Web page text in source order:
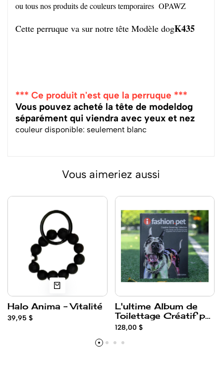
ou tous nos produits de couleurs temporaires OPAWZ
Cette perruque va sur notre tête Modèle dogK435
*** Ce produit n'est que la perruque ***
Vous pouvez acheté la tête de modeldog
séparément qui viendra avec yeux et nez
couleur disponible: seulement blanc
Vous aimeriez aussi
Halo Anima - Vitalité
39,95 $
L'ultime Album de
Toilettage Créatif par
Opawz
128,00 $